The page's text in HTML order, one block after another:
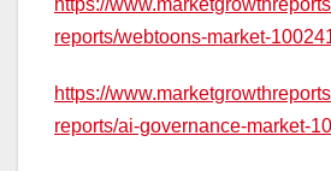
https://
reports/webtoons-market-
https://
reports/ai-governance-market-